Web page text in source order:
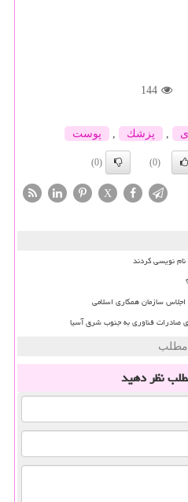
144
پزشك پوست
(0)
(0)
X
سازمان همکاری اسلامی
صادرات فناوری به جنوب شرق آسیا
مطلب
نظر دهید